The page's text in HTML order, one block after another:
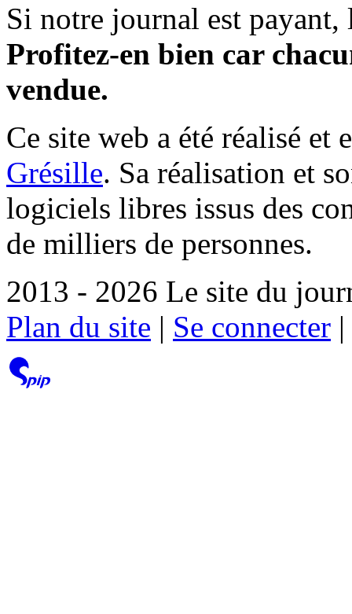
Si notre journal est payant,
Profitez-en bien car
vendue.
Ce site web a été réalisé et
Grésille. Sa réalisation et
logiciels libres issus des
de milliers de personnes.
2013 - 2026 Le site du
Plan du site | Se connecter |